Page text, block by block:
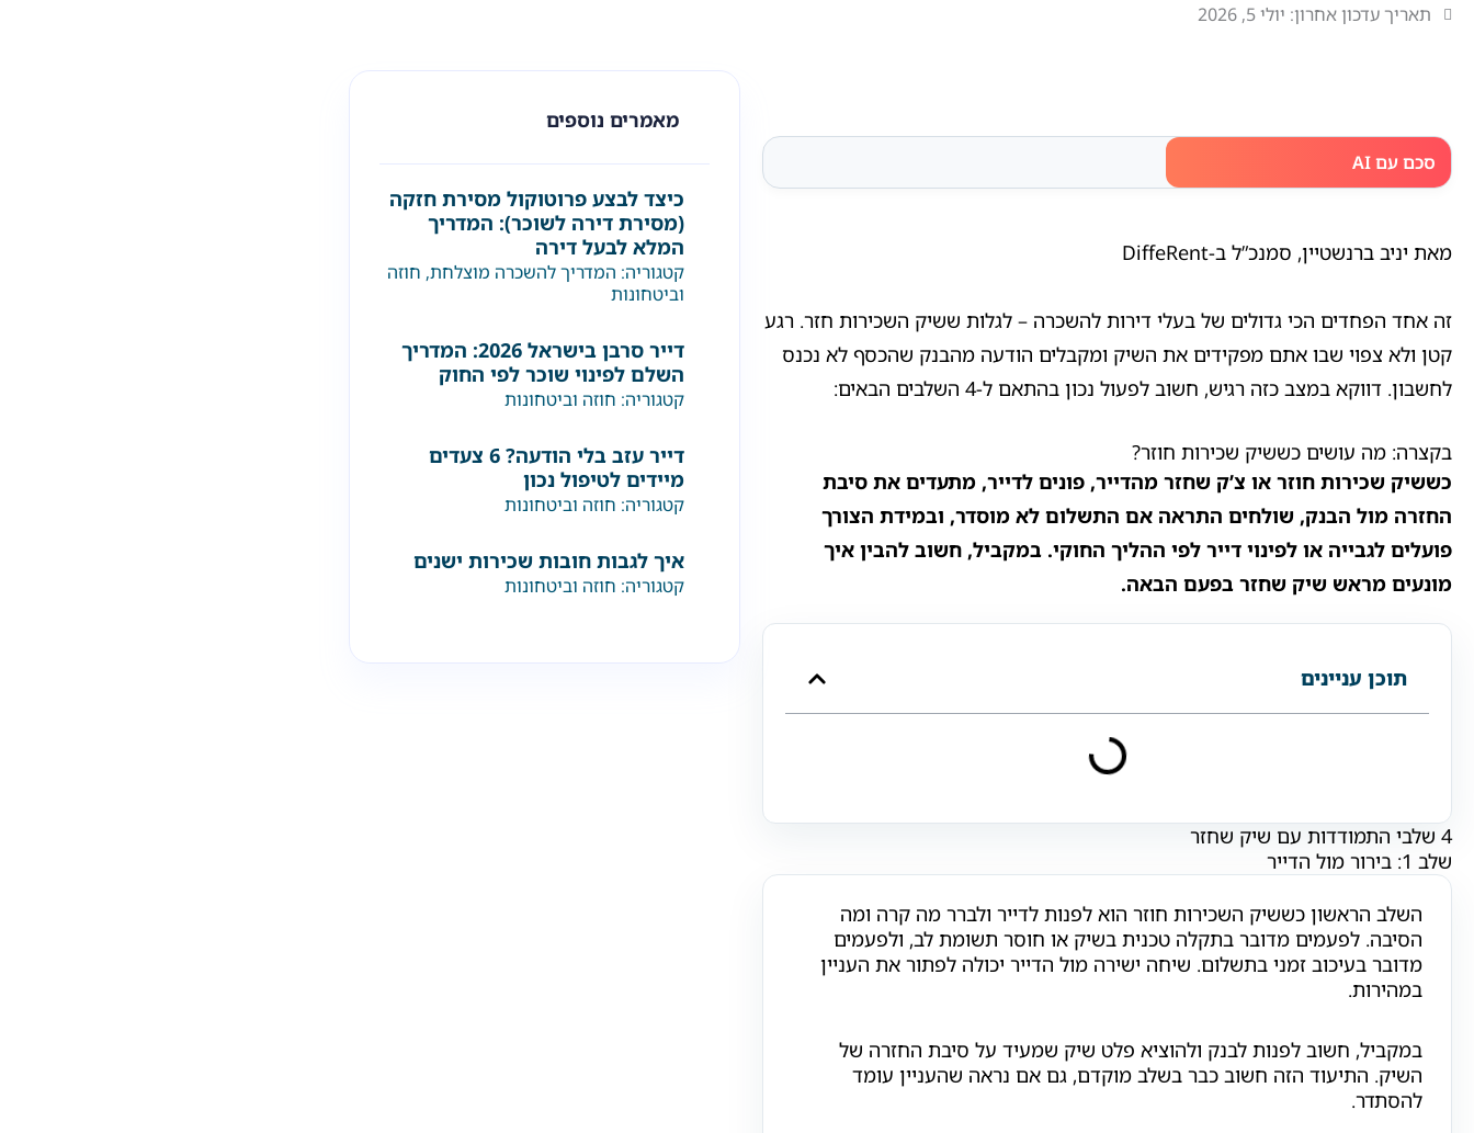
תאריך עדכון אחרון: יולי 5, 2026
סכם עם AI
מאת יניב ברנשטיין, סמנכ”ל ב-DiffeRent
זה אחד הפחדים הכי גדולים של בעלי דירות להשכרה – לגלות ששיק השכירות חזר. רגע
קטן ולא צפוי שבו אתם מפקידים את השיק ומקבלים הודעה מהבנק שהכסף לא נכנס
לחשבון. דווקא במצב כזה רגיש, חשוב לפעול נכון בהתאם ל-4 השלבים הבאים:
בקצרה: מה עושים כששיק שכירות חוזר?
כששיק שכירות חוזר או צ’ק שחזר מהדייר, פונים לדייר, מתעדים את סיבת
החזרה מול הבנק, שולחים התראה אם התשלום לא מוסדר, ובמידת הצורך
פועלים לגבייה או לפינוי דייר לפי ההליך החוקי. במקביל, חשוב להבין איך
מונעים מראש שיק שחזר בפעם הבאה.
תוכן עניינים
4 שלבי התמודדות עם שיק שחזר
שלב 1: בירור מול הדייר
השלב הראשון כששיק השכירות חוזר הוא לפנות לדייר ולברר מה קרה ומה
הסיבה. לפעמים מדובר בתקלה טכנית בשיק או חוסר תשומת לב, ולפעמים
מדובר בעיכוב זמני בתשלום. שיחה ישירה מול הדייר יכולה לפתור את העניין
במהירות.
במקביל, חשוב לפנות לבנק ולהוציא פלט שיק שמעיד על סיבת החזרה של
השיק. התיעוד הזה חשוב כבר בשלב מוקדם, גם אם נראה שהעניין עומד
להסתדר.
מאמרים נוספים
כיצד לבצע פרוטוקול מסירת חזקה
(מסירת דירה לשוכר): המדריך
המלא לבעל דירה
קטגוריה: המדריך להשכרה מוצלחת, חוזה
וביטחונות
דייר סרבן בישראל 2026: המדריך
השלם לפינוי שוכר לפי החוק
קטגוריה: חוזה וביטחונות
דייר עזב בלי הודעה? 6 צעדים
מיידים לטיפול נכון
קטגוריה: חוזה וביטחונות
איך לגבות חובות שכירות ישנים
קטגוריה: חוזה וביטחונות